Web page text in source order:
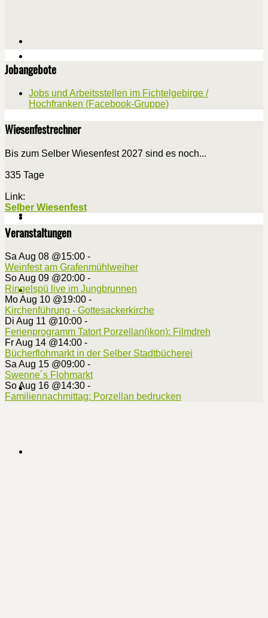
Jobangebote
Jobs und Arbeitsstellen im Fichtelgebirge /
Hochfranken (Facebook-Gruppe)
Wiesenfestrechner
Bis zum Selber Wiesenfest 2027 sind es noch...
335 Tage
Link:
Selber Wiesenfest
Veranstaltungen
Sa Aug 08 @15:00 -
Weinfest am Grafenmühlweiher
So Aug 09 @20:00 -
Ringelspü live im Jungbrunnen
Mo Aug 10 @19:00 -
Kirchenführung - Gottesackerkirche
Di Aug 11 @10:00 -
Ferienprogramm Tatort Porzellan(ikon): Filmdreh
Fr Aug 14 @14:00 -
Bücherflohmarkt in der Selber Stadtbücherei
Sa Aug 15 @09:00 -
Swenne´s Flohmarkt
So Aug 16 @14:30 -
Familiennachmittag: Porzellan bedrucken